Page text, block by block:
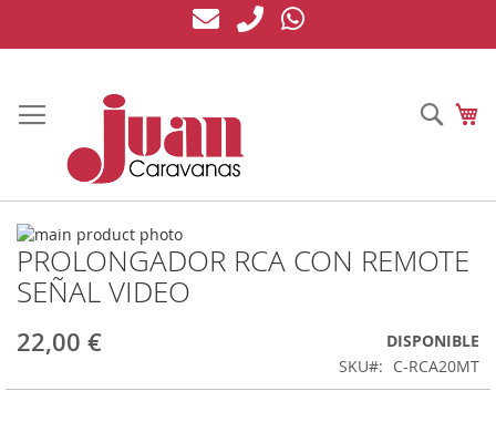
contenido
PROLONGADOR RCA CON REMOTE
SEÑAL VIDEO
22,00 €
DISPONIBLE
SKU
C-RCA20MT
Saltar
al
final
de
galería
imágenes
Saltar
al
comienzo
la
de